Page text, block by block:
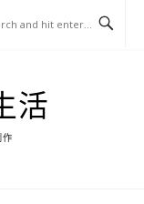
活
作